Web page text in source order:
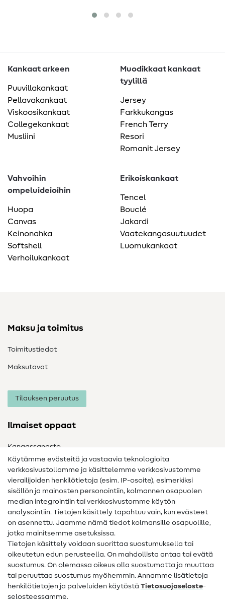
Kankaat arkeen
Puuvillakankaat
Pellavakankaat
Viskoosikankaat
Collegekankaat
Musliini
Muodikkaat kankaat
tyylillä
Jersey
Farkkukangas
French Terry
Resori
Romanit Jersey
Vahvoihin
ompeluideioihin
Huopa
Canvas
Keinonahka
Softshell
Verhoilukankaat
Erikoiskankaat
Tencel
Bouclé
Jakardi
Vaatekangasuutuudet
Luomukankaat
Maksu ja toimitus
Toimitustiedot
Maksutavat
Tilauksen peruutus
Ilmaiset oppaat
Kangassanasto
Ompelusanasto
Ompeluohjeet
Apua ja yhteystiedot
Yhteystiedot
Tietoa omistajanvaihdoksesta
FAQ
Peruutusoikeus
Suosittu
Käytämme evästeitä ja vastaavia teknologioita
verkkosivustollamme ja käsittelemme verkkosivustomme
vierailijoiden henkilötietoja (esim. IP-osoite), esimerkiksi
sisällön ja mainosten personointiin, kolmannen osapuolen
median integrointiin tai verkkosivustomme käytön
analysointiin. Tietojen käsittely tapahtuu vain, kun evästeet
on asennettu. Jaamme nämä tiedot kolmansille osapuolille,
jotka mainitsemme asetuksissa.
Tietojen käsittely voidaan suorittaa suostumuksella tai
oikeutetun edun perusteella. On mahdollista antaa tai evätä
suostumus. On olemassa oikeus olla suostumatta ja muuttaa
tai peruuttaa suostumus myöhemmin. Annamme lisätietoja
henkilötietojen ja palveluiden käytöstä Tietosuojaseloste-
selosteessamme.